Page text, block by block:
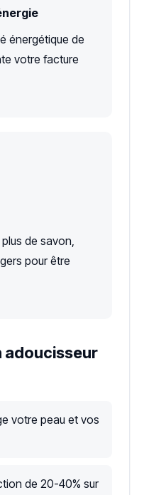
énergétique de
votre facture
de savon,
pour être
adoucisseur
votre peau et vos
de 20-40% sur